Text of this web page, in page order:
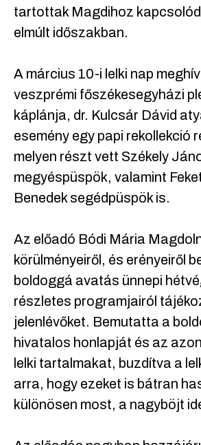
tartottak Magdihoz
elmúlt időszakban.
A március 10-i lelki nap
veszprémi főszékesegyházi
káplánja, dr. Kulcsár Dávid
esemény egy papi rekollekció
melyen részt vett Székely
megyéspüspök, valamint
Benedek segédpüspök is.
Az előadó Bódi Mária
körülményeiről, és erényeiről
boldoggá avatás ünnepi
részletes programjairól
jelenlévőket. Bemutatta a
hivatalos honlapját és az
lelki tartalmakat, buzdítva a
arra, hogy ezeket is bátran
különösen most, a nagyböjt